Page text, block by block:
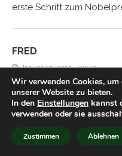
erste Schritt zum
FRED
Januar 25, 2013 - 22:42
Da kehren sie alle zur
TIM
Wir verwenden Cookies,
unserer Website zu bieten.
In den Einstellungen kannst
verwenden oder sie
Zustimmen Ablehnen